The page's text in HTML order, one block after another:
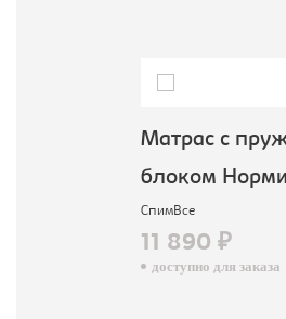
Матрас с
блоком
СпимВсе
11 890 ₽
доступно для заказа